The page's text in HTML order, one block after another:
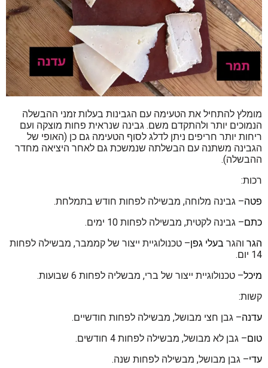
מומלץ להתחיל את הטעימה עם הגבינות בעלות זמני ההבשלה
הנמוכים יותר ולהתקדם משם. גבינה שנראית פחות מוצקה ועם
ריחות יותר חריפים ניתן לדלג לסוף הטעימה גם כן (האופי של
הגבינה משתנה עם הבשלתה שנמשכת גם לאחר היציאה מחדר
ההבשלה).
רכות:
פטה– גבינה מלוחה, מבשילה לפחות חודש בתמלחת.
כתם– גבינה לקטית, מבשילה לפחות 10 ימים.
הגר והגר בעלי גפן– טכנולוגיית ייצור של קממבר, מבשילה לפחות
14 יום.
מיכל– טכנולוגיית ייצור של ברי, מבשליה לפחות 6 שבועות.
קשות:
עדנה– גבן חצי מבושל, מבשילה לפחות חודשיים.
טום– גבן לא מבושל, מבשילה לפחות 4 חודשים.
עדי– גבן מבושל, מבשילה לפחות שנה.